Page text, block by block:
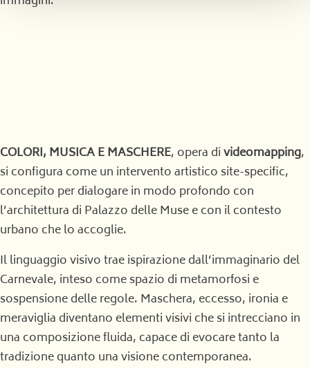
COLORI, MUSICA E MASCHERE, opera divideomapping,
si configura come un intervento artistico site-specific,
concepito per dialogare in modo profondo con
l’architettura di Palazzo delle Muse e con il contesto
urbano che lo accoglie.
Il linguaggio visivo trae ispirazione dall’immaginario del
Carnevale, inteso come spazio di metamorfosi e
sospensione delle regole. Maschera, eccesso, ironia e
meraviglia diventano elementi visivi che si intrecciano in
una composizione fluida, capace di evocare tanto la
tradizione quanto una visione contemporanea.